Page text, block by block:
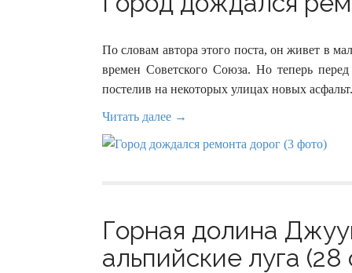
По словам автора этого поста, он живет в
времен Советского Союза. Но теперь
постелив на некоторых улицах новых асфальт.
Читать далее →
Горная долина
альпийские луга (28